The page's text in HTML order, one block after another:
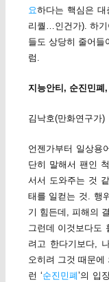
요하다는 핵심은
리퀄…인건가). 하
들도 상당히 줄어
럼.
지능안티, 순진민폐,
김낙호(만화연구가)
언젠가부터 일상용
단히 말해서 팬인
서서 도와주는 것
태를 일컫는 것. 행
기 힘든데, 피해의
그런데 이것보다도
려고 한다기보다,
오히려 그것 때문에
런 ‘순진민폐’의 입